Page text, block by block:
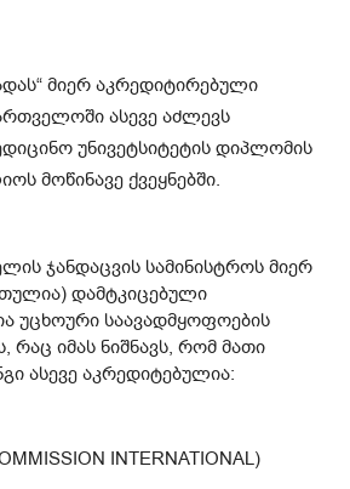
მიერ აკრედიტირებული
ასევე აძლევს
უნივეტსიტეტის დიპლომის
მოწინავე ქვეყნებში.
ჯანდაცვის სამინისტროს მიერ
დამტკიცებული
უცხოური საავადმყოფოების
რაც იმას ნიშნავს, რომ მათი
ასევე აკრედიტებულია:
INTERNATIONAL)